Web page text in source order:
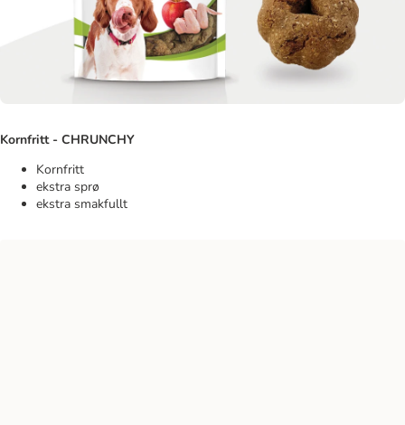
Kornfritt - CHRUNCHY
Kornfritt
ekstra sprø
ekstra smakfullt